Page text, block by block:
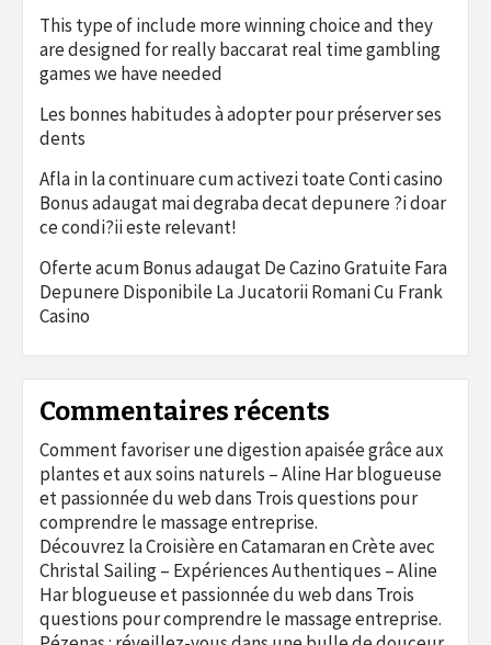
This type of include more winning choice and they
are designed for really baccarat real time gambling
games we have needed
Les bonnes habitudes à adopter pour préserver ses
dents
Afla in la continuare cum activezi toate Conti casino
Bonus adaugat mai degraba decat depunere ?i doar
ce condi?ii este relevant!
Oferte acum Bonus adaugat De Cazino Gratuite Fara
Depunere Disponibile La Jucatorii Romani Cu Frank
Casino
Commentaires récents
Comment favoriser une digestion apaisée grâce aux
plantes et aux soins naturels – Aline Har blogueuse
et passionnée du webdans Trois questions pour
comprendre le massage entreprise.
Découvrez la Croisière en Catamaran en Crète avec
Christal Sailing – Expériences Authentiques – Aline
Har blogueuse et passionnée du webdans Trois
questions pour comprendre le massage entreprise.